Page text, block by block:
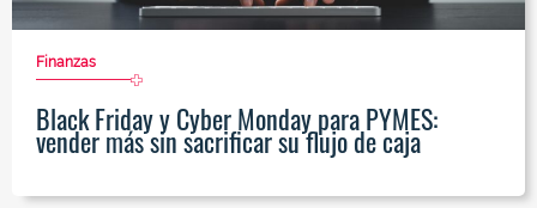
Finanzas
Black Friday y Cyber Monday para PYMES:
vender más sin sacrificar su flujo de caja